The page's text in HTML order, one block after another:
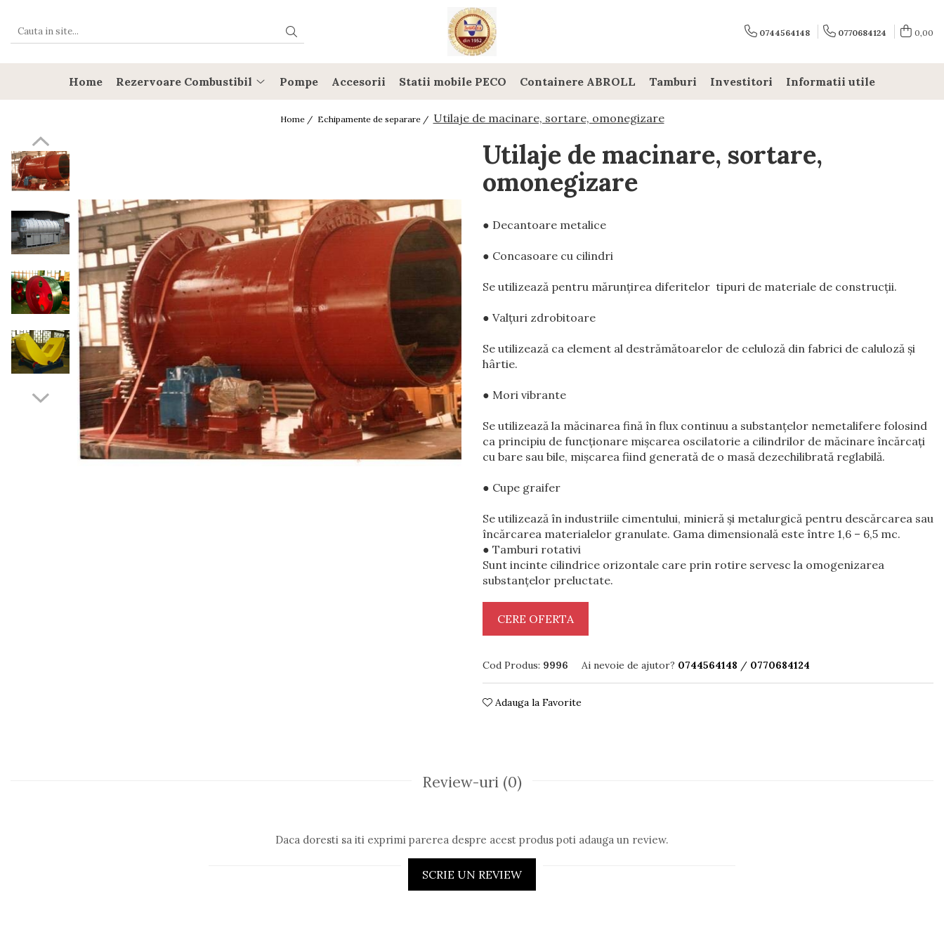
Rezervoare Combustibil
Rezervore stocare APA
0744564148 0770684124 0,00
Home Rezervoare Combustibil Pompe Accesorii Statii mobile PECO Containere ABROLL Tamburi Investitori Informatii utile
Home / Echipamente de separare / Utilaje de macinare, sortare, omonegizare
Utilaje de macinare, sortare,
omonegizare
● Decantoare metalice
● Concasoare cu cilindri
Se utilizează pentru mărunţirea diferitelor tipuri de materiale de construcţii.
● Valţuri zdrobitoare
Se utilizează ca element al destrămătoarelor de celuloză din fabrici de caluloză şi
hârtie.
● Mori vibrante
Se utilizează la măcinarea fină în flux continuu a substanţelor nemetalifere folosind
ca principiu de funcţionare mişcarea oscilatorie a cilindrilor de măcinare încărcaţi
cu bare sau bile, mişcarea fiind generată de o masă dezechilibrată reglabilă.
● Cupe graifer
Se utilizează în industriile cimentului, minieră şi metalurgică pentru descărcarea sau
încărcarea materialelor granulate. Gama dimensională este între 1,6 – 6,5 mc.
● Tamburi rotativi
Sunt incinte cilindrice orizontale care prin rotire servesc la omogenizarea
substanţelor preluctate.
CERE OFERTA
Cod Produs: 9996 Ai nevoie de ajutor? 0744564148 / 0770684124
Adauga la Favorite
Review-uri (0)
Daca doresti sa iti exprimi parerea despre acest produs poti adauga un review.
SCRIE UN REVIEW